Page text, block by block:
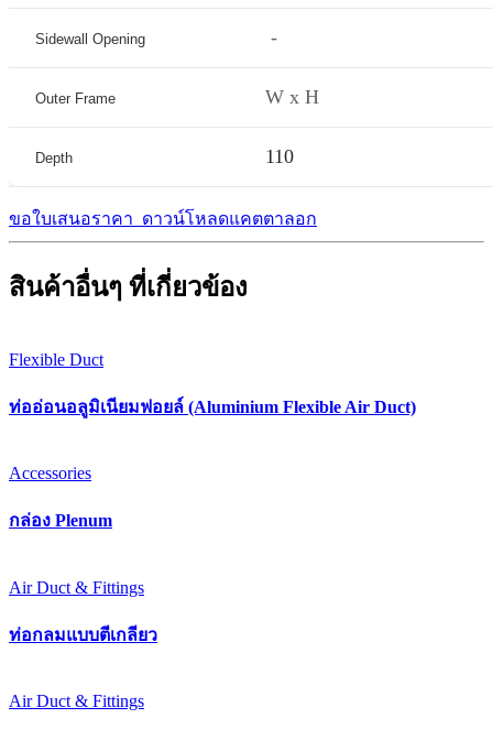
Sidewall Opening -
Outer Frame W x H
Depth 110
ขอใบเสนอราคา ดาวน์โหลดแคตตาลอก
สินค้าอื่นๆ ที่เกี่ยวข้อง
Flexible Duct
ท่ออ่อนอลูมิเนียมฟอยล์ (Aluminium Flexible Air Duct)
Accessories
กล่อง Plenum
Air Duct & Fittings
ท่อกลมแบบตีเกลียว
Air Duct & Fittings